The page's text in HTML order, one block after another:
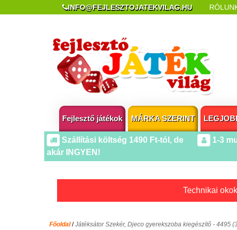
INFO@FEJLESZTOJATEKVILAG.HU
Fejlesztő játékok MÁRKA SZERINT
Szállítási költség 1490 Ft-tól, de
akár INGYEN!
1-3
Technikai
Főoldal/Játéksátor Szekér, Djeco gyerekszoba kiegészítő - 4495